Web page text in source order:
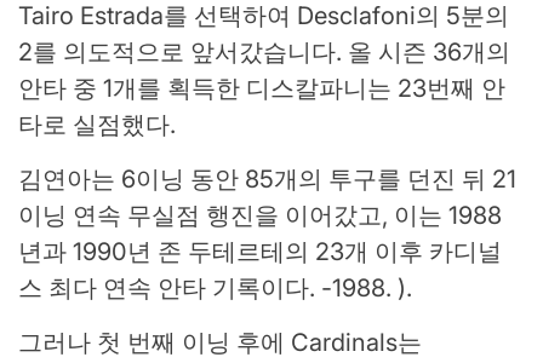
Tairo Estrada를 선택하여 Desclafoni의 5분의
2를 의도적으로 앞서갔습니다. 올 시즌 36개의
안타 중 1개를 획득한 디스칼파니는 23번째 안
타로 실점했다.
김연아는 6이닝 동안 85개의 투구를 던진 뒤 21
이닝 연속 무실점 행진을 이어갔고, 이는 1988
년과 1990년 존 두테르테의 23개 이후 카디널
스 최다 연속 안타 기록이다. -1988. ).
그러나 첫 번째 이닝 후에 Cardinals는